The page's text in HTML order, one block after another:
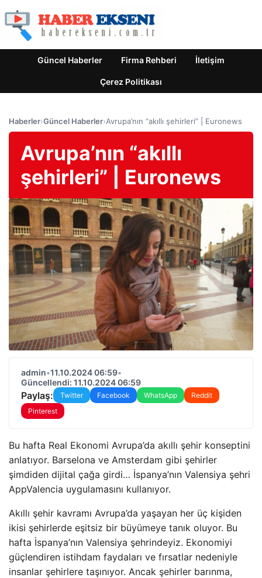
Güncel Haberler Firma Rehberi İletişim
Çerez Politikası
Haberler›Güncel Haberler›Avrupa’nın “akıllı şehirleri” | Euronews
Avrupa’nın “akıllı
şehirleri” | Euronews
admin•11.10.2024 06:59•
Güncellendi: 11.10.2024 06:59
Paylaş: Twitter Facebook WhatsApp
Reddit
Pinterest
Bu hafta Real Ekonomi Avrupa’da akıllı şehir konseptini
anlatıyor. Barselona ve Amsterdam gibi şehirler
şimdiden dijital çağa girdi… İspanya’nın Valensiya şehri
AppValencia uygulamasını kullanıyor.
Akıllı şehir kavramı Avrupa’da yaşayan her üç kişiden
ikisi şehirlerde eşitsiz bir büyümeye tanık oluyor. Bu
hafta İspanya’nın Valensiya şehrindeyiz. Ekonomiyi
güçlendiren istihdam faydaları ve fırsatlar nedeniyle
insanlar şehirlere taşınıyor. Ancak şehirler barınma,